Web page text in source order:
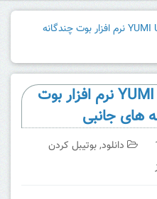
دانلود YUMI UEFI 0.0.4.1 نرم افزار بوت چندگانه
دانلود YUMI UEFI 0.0.4.1 نرم افزار بوت
های جانبی
دانلود,بوتیبل کردن